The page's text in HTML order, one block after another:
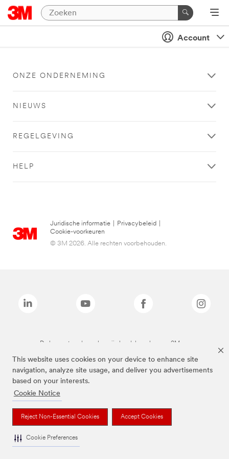
This website uses cookies on your device to enhance site
navigation, analyze site usage, and deliver you advertisements
based on your interests.
Cookie Notice
Reject Non-Essential Cookies Accept Cookies
Cookie Preferences
Account
ONZE ONDERNEMING
NIEUWS
REGELGEVING
HELP
Juridische informatie Privacybeleid
Cookie-voorkeuren
© 3M 2026. Alle rechten voorbehouden.
De bovenstaande merken zijn handelsmerken van 3M.we